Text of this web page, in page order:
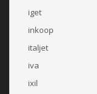
iget
inkoop
italjet
iva
ixil